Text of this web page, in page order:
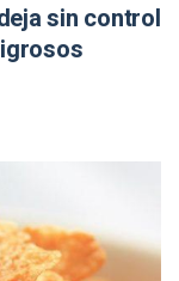
sin control